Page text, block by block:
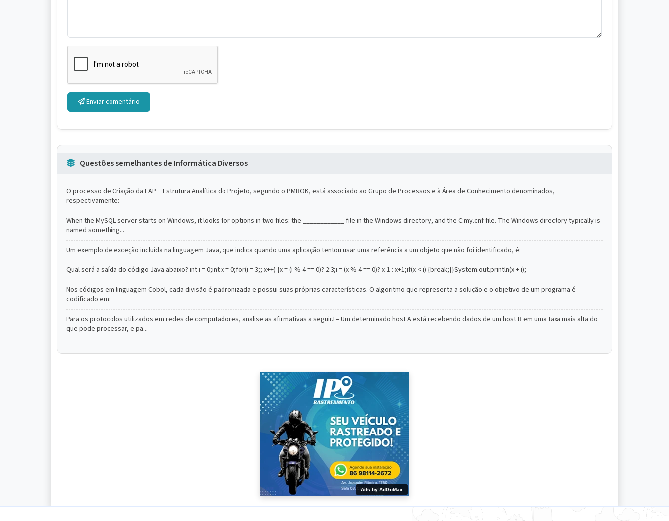
Enviar comentário
Questões semelhantes de Informática Diversos
O processo de Criação da EAP − Estrutura Analítica do Projeto, segundo o PMBOK, está associado ao Grupo de Processos e à Área de Conhecimento denominados,
respectivamente:
When the MySQL server starts on Windows, it looks for options in two files: the ____________ file in the Windows directory, and the C:my.cnf file. The Windows directory typically is
named something...
Um exemplo de exceção incluída na linguagem Java, que indica quando uma aplicação tentou usar uma referência a um objeto que não foi identificado, é:
Qual será a saída do código Java abaixo? int i = 0;int x = 0;for(i = 3;; x++) {x = (i % 4 == 0)? 2:3;i = (x % 4 == 0)? x-1 : x+1;if(x < i) {break;}}System.out.println(x + i);
Nos códigos em linguagem Cobol, cada divisão é padronizada e possui suas próprias características. O algoritmo que representa a solução e o objetivo de um programa é
codificado em:
Para os protocolos utilizados em redes de computadores, analise as afirmativas a seguir.I – Um determinado host A está recebendo dados de um host B em uma taxa mais alta do
que pode processar, e pa...
Ads by AdGoMax